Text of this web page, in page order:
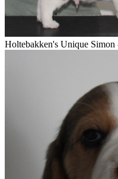
Holtebakken's Unique Simon